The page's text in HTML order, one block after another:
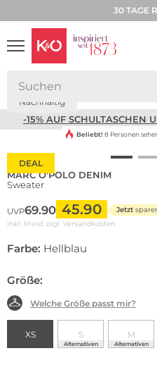
30 TAGE
NEW IN
-15% AUF SCHULTASCHEN
DEAL
Nachhaltig
Beliebt! 8 Personen
MARC O'POLO DENIM
Sweater
UVP69.90 45.90 Jetzt
inkl. Mwst zzgl. Versandkosten
Farbe: Hellblau
Größe:
Welche Größe passt mir?
XS S
Alternativen
M
Alternativen